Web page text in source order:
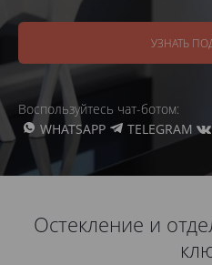
УЗНАТЬ
Воспользуйтесь чат-ботом:
WHATSAPP
TELEGRAM
Остекление и